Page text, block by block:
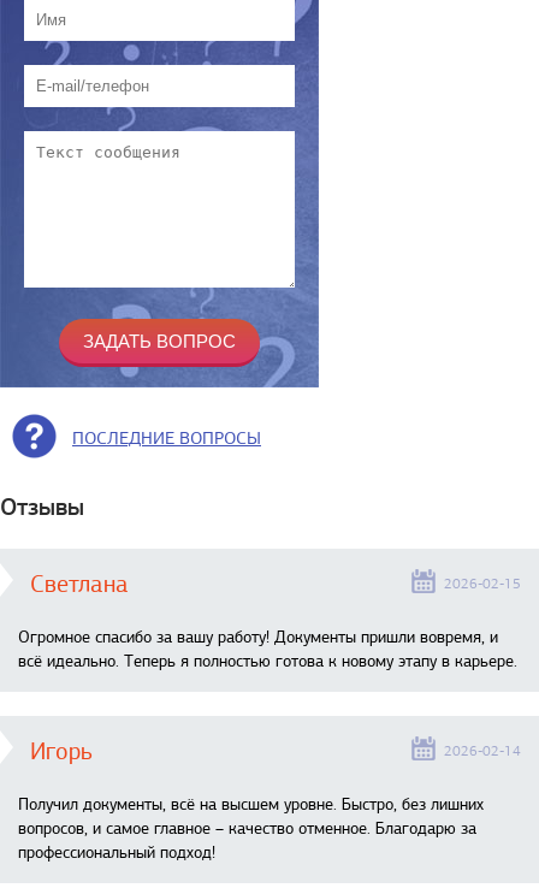
ПОСЛЕДНИЕ ВОПРОСЫ
Отзывы
Светлана 2026-02-15
Огромное спасибо за вашу работу! Документы пришли вовремя, и
всё идеально. Теперь я полностью готова к новому этапу в карьере.
Игорь 2026-02-14
Получил документы, всё на высшем уровне. Быстро, без лишних
вопросов, и самое главное – качество отменное. Благодарю за
профессиональный подход!